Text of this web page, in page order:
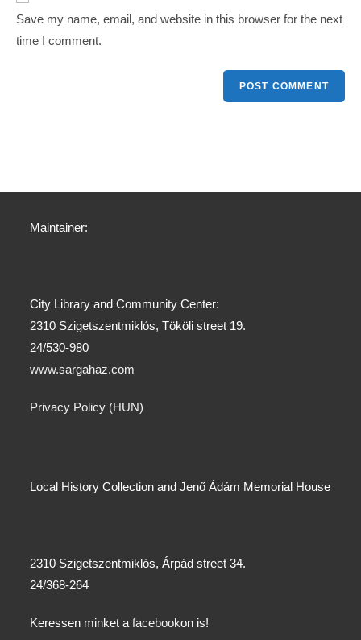
Save my name, email, and website in this browser for the next
time I comment.
Maintainer:
City Library and Community Center:
2310 Szigetszentmiklós, Tököli street 19.
24/530-980
www.sargahaz.com
Privacy Policy (HUN)
Local History Collection and Jenő Ádám Memorial House
2310 Szigetszentmiklós, Árpád street 34.
24/368-264
Keressen minket afacebookon is!